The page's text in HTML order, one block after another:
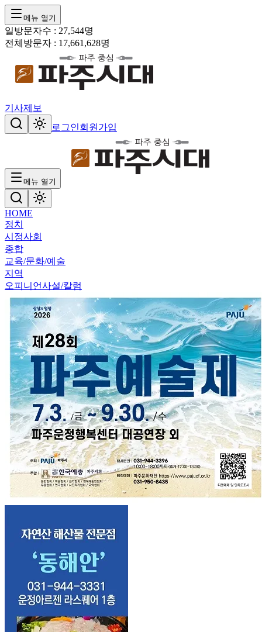
메뉴 열기
일방문자수 : 27,544명
전체방문자 : 17,661,628명
기사제보
로그인회원가입
메뉴 열기
HOME
정치
시정사회
종합
교육/문화/예술
지역
오피니언사설/칼럼